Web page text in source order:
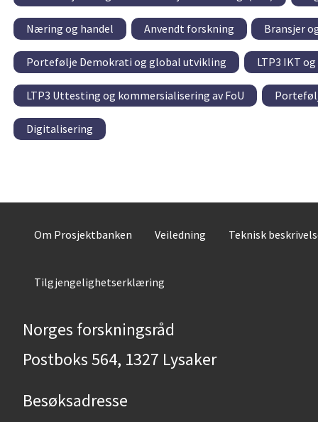
Næring og handel Anvendt forskning Bransjer
Portefølje Demokrati og global utvikling LTP3 IKT
LTP3 Uttesting og kommersialisering av FoU
Digitalisering
Om Prosjektbanken Veiledning Teknisk
Tilgjengelighetserklæring
Norges forskningsråd
Postboks 564, 1327 Lysaker
Besøksadresse